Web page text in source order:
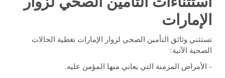
استثناءات التأمين الصحي لزوار
الإمارات
تستثني وثائق التأمين الصحي لزوار الإمارات تغطية الحالات
الصحية الآتية:
– الأمراض المزمنة التي يعاني منها المؤمن عليه.